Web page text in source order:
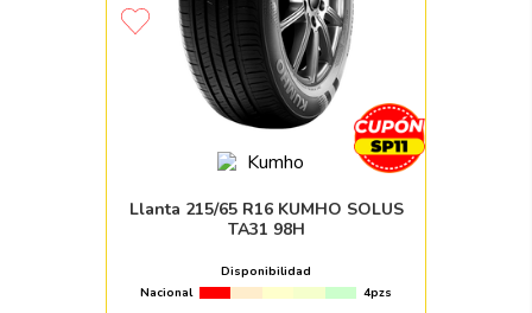
Llanta 215/65 R16 KUMHO SOLUS
TA31 98H
Disponibilidad
Nacional
4pzs